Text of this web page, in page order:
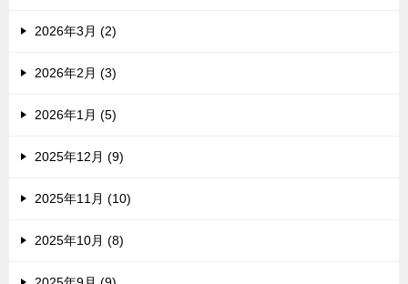
2026年3月 (2)
2026年2月 (3)
2026年1月 (5)
2025年12月 (9)
2025年11月 (10)
2025年10月 (8)